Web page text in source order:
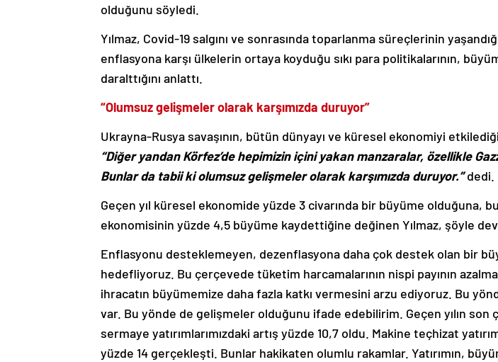
olduğunu söyledi.
Yılmaz, Covid-19 salgını ve sonrasında toparlanma süreçlerinin
enflasyona karşı ülkelerin ortaya koyduğu sıkı para politikalarının,
daralttığını anlattı.
“Olumsuz gelişmeler olarak karşımızda duruyor”
Ukrayna-Rusya savaşının, bütün dünyayı ve küresel ekonomiyi
“Diğer yandan Körfez’de hepimizin içini yakan manzaralar, özellikle
Bunlar da tabii ki olumsuz gelişmeler olarak karşımızda duruyor.”dedi.
Geçen yıl küresel ekonomide yüzde 3 civarında bir büyüme olduğuna,
ekonomisinin yüzde 4,5 büyüme kaydettiğine değinen Yılmaz, şöyle
Enflasyonu desteklemeyen, dezenflasyona daha çok destek olan bir
hedefliyoruz. Bu çerçevede tüketim harcamalarının nispi payının
ihracatın büyümemize daha fazla katkı vermesini arzu ediyoruz. Bu
var. Bu yönde de gelişmeler olduğunu ifade edebilirim. Geçen yılın son
sermaye yatırımlarımızdaki artış yüzde 10,7 oldu. Makine teçhizat
yüzde 14 gerçekleşti. Bunlar hakikaten olumlu rakamlar. Yatırımın,